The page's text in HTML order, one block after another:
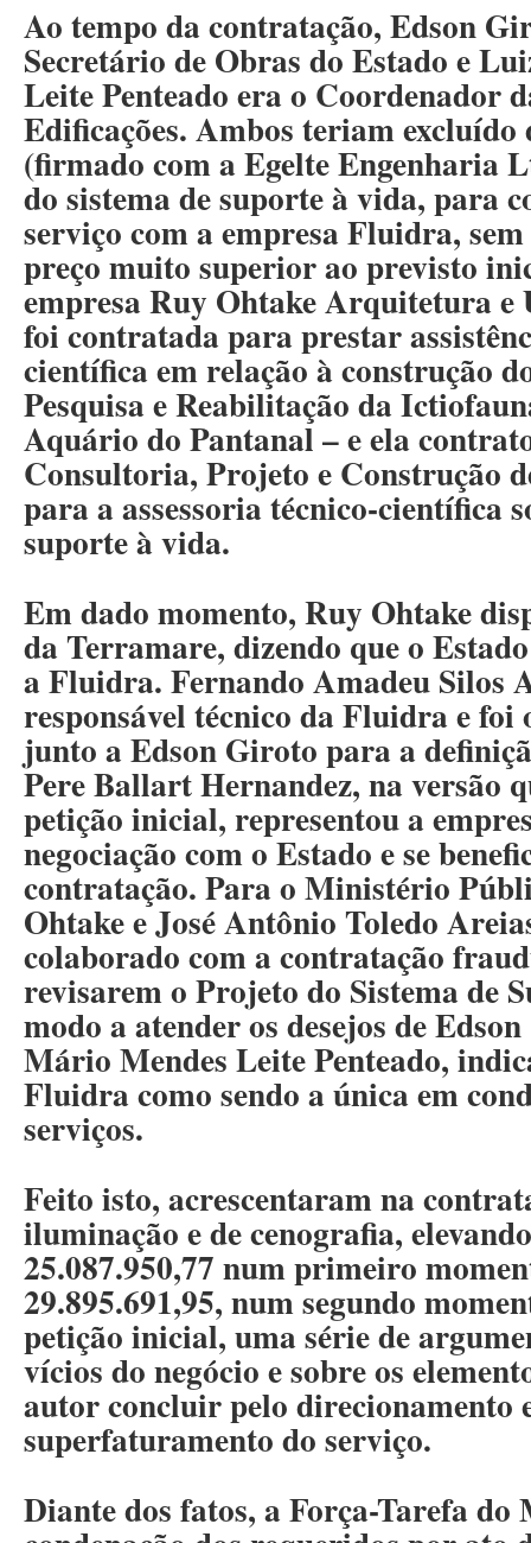
Ao tempo da contratação, Edson
Secretário de Obras do Estado e
Leite Penteado era o Coordenador
Edificações. Ambos teriam
(firmado com a Egelte Engenharia
do sistema de suporte à vida, para
serviço com a empresa Fluidra,
preço muito superior ao previsto
empresa Ruy Ohtake Arquitetura
foi contratada para prestar
científica em relação à construção
Pesquisa e Reabilitação da
Aquário do Pantanal – e ela
Consultoria, Projeto e Construção
para a assessoria técnico-científica
suporte à vida.
Em dado momento, Ruy Ohtake
da Terramare, dizendo que o
a Fluidra. Fernando Amadeu Silos
responsável técnico da Fluidra e
junto a Edson Giroto para a
Pere Ballart Hernandez, na versão
petição inicial, representou a
negociação com o Estado e se
contratação. Para o Ministério
Ohtake e José Antônio Toledo
colaborado com a contratação
revisarem o Projeto do Sistema de
modo a atender os desejos de
Mário Mendes Leite Penteado,
Fluidra como sendo a única em
serviços.
Feito isto, acrescentaram na
iluminação e de cenografia,
25.087.950,77 num primeiro
29.895.691,95, num segundo
petição inicial, uma série de
vícios do negócio e sobre os
autor concluir pelo direcionamento
superfaturamento do serviço.
Diante dos fatos, a Força-Tarefa do